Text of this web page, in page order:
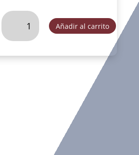
CRUZ
GRANDE
SAN
PLATA
Añadir al carrito